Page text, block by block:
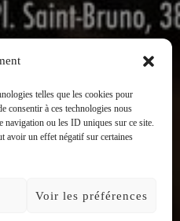
telles que les cookies pour
consentir à ces technologies nous
navigation ou les ID uniques sur ce site.
avoir un effet négatif sur certaines
Voir les préférences